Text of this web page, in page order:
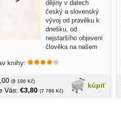
dějiny v datech
český a slovenský
vývoj od pravěku k
dnešku, od
nejstaršího objevení
člověka na našem
v češtine, tvrdá väzba
knihy:
kúpiť
(8 196 Kč)
Vás: €3,80 (7 786 Kč)